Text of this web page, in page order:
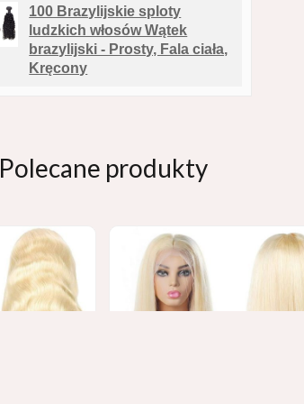
100 Brazylijskie sploty
ludzkich włosów Wątek
brazylijski - Prosty, Fala ciała,
Kręcony
Polecane produkty